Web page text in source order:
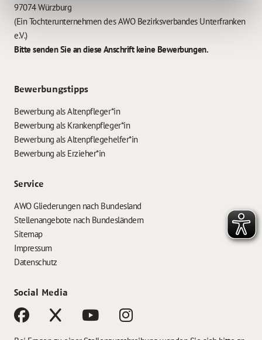
97074 Würzburg
(Ein Tochterunternehmen des AWO Bezirksverbandes Unterfranken
e.V.)
Bitte senden Sie an diese Anschrift keine Bewerbungen.
Bewerbungstipps
Bewerbung als Altenpfleger*in
Bewerbung als Krankenpfleger*in
Bewerbung als Altenpflegehelfer*in
Bewerbung als Erzieher*in
Service
AWO Gliederungen nach Bundesland
Stellenangebote nach Bundesländern
Sitemap
Impressum
Datenschutz
Social Media